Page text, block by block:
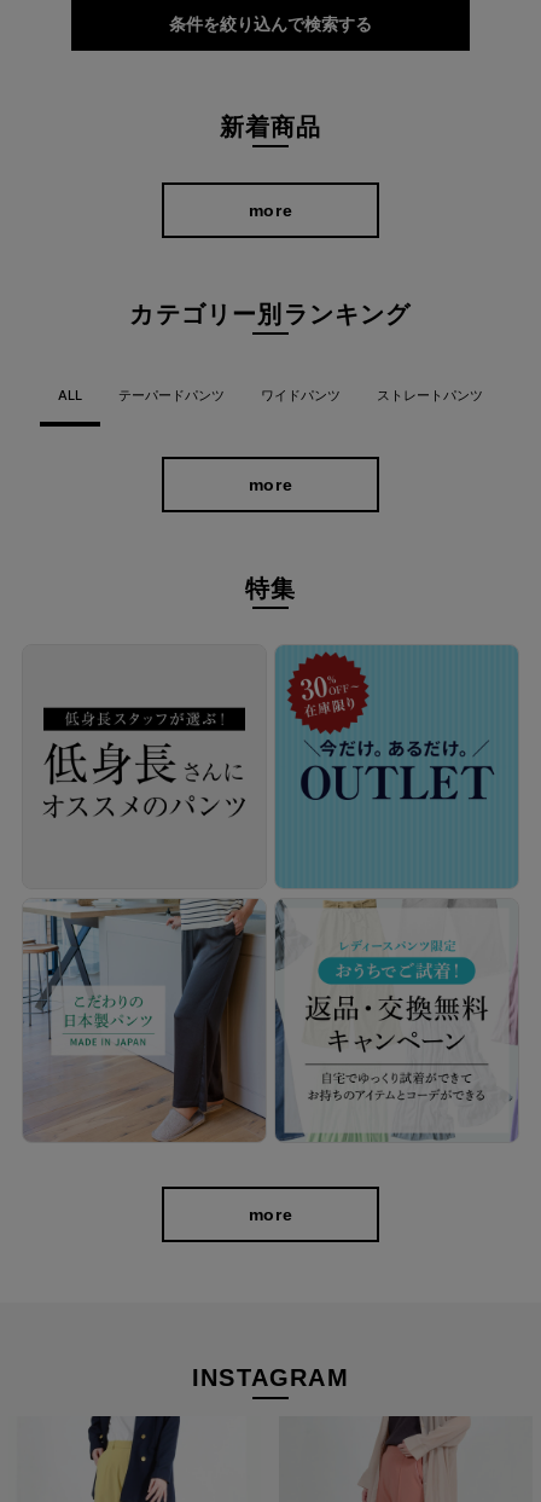
条件を絞り込んで検索する
新着商品
more
カテゴリー別ランキング
ALL テーパードパンツ ワイドパンツ ストレートパンツ
more
特集
more
INSTAGRAM